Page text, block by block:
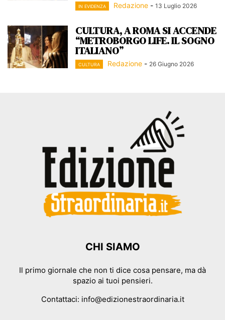
IN EVIDENZA Redazione - 13 Luglio 2026
CULTURA, A ROMA SI ACCENDE
“METROBORGO LIFE. IL SOGNO
ITALIANO”
CULTURA Redazione - 26 Giugno 2026
CHI SIAMO
Il primo giornale che non ti dice cosa pensare, ma dà
spazio ai tuoi pensieri.
Contattaci: info@edizionestraordinaria.it